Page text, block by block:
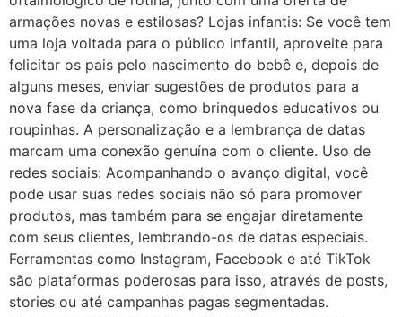
armações novas e estilosas? Lojas infantis: Se você tem
uma loja voltada para o público infantil, aproveite para
felicitar os pais pelo nascimento do bebê e, depois de
alguns meses, enviar sugestões de produtos para a
nova fase da criança, como brinquedos educativos ou
roupinhas. A personalização e a lembrança de datas
marcam uma conexão genuína com o cliente. Uso de
redes sociais: Acompanhando o avanço digital, você
pode usar suas redes sociais não só para promover
produtos, mas também para se engajar diretamente
com seus clientes, lembrando-os de datas especiais.
Ferramentas como Instagram, Facebook e até TikTok
são plataformas poderosas para isso, através de posts,
stories ou até campanhas pagas segmentadas.